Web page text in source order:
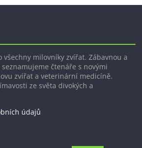
všechny milovníky zvířat. Zábavnou a
čtenáře s novými
zvířat a veterinární medicíně.
ze světa divokých a
údajů